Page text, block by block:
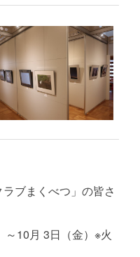
ブまくべつ」の皆さ
～10月 3日（金）※火